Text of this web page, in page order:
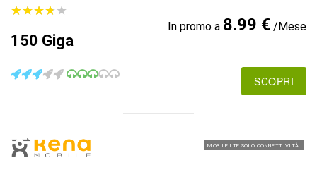
★★★★★
★★★★★
150 Giga
In promo a 8.99 €/Mese
SCOPRI
MOBILE LTE SOLO CONNETTIVITÀ